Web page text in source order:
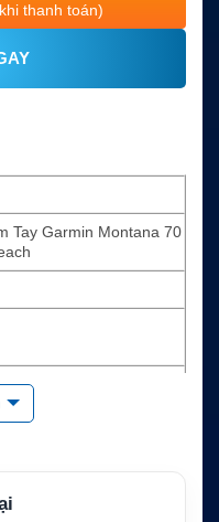
thanh toán)
Tay Garmin Montana 70
cầm tay
phân giải 480 x 800 pi